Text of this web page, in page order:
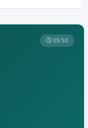
05:50